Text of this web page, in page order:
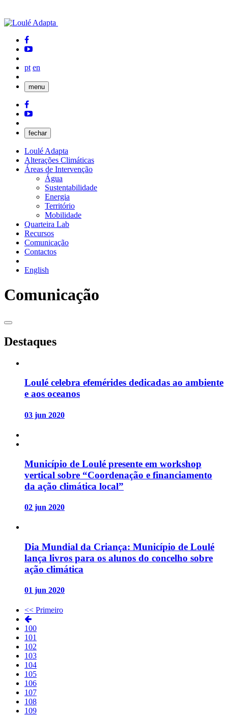
pt en
menu
fechar
Loulé Adapta
Alterações Climáticas
Áreas de Intervenção
Água
Sustentabilidade
Energia
Território
Mobilidade
Quarteira Lab
Recursos
Comunicação
Contactos
English
Comunicação
Destaques
Loulé celebra efemérides dedicadas ao ambiente
e aos oceanos
03 jun 2020
Município de Loulé presente em workshop
vertical sobre “Coordenação e financiamento
da ação climática local”
02 jun 2020
Dia Mundial da Criança: Município de Loulé
lança livros para os alunos do concelho sobre
ação climática
01 jun 2020
<< Primeiro
100
101
102
103
104
105
106
107
108
109